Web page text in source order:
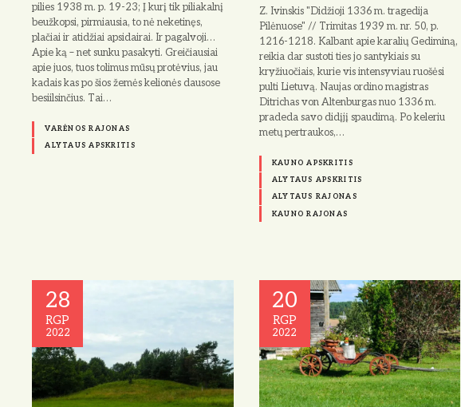
pilies 1938 m. p. 19-23; Į kurį tik piliakalnį
beužkopsi, pirmiausia, to nė neketinęs,
plačiai ir atidžiai apsidairai. Ir pagalvoji…
Apie ką – net sunku pasakyti. Greičiau­siai
apie juos, tuos tolimus mūsų protėvius, jau
kadais kas po šios žemės kelionės dausose
besiilsinčius. Tai…
VARĖNOS RAJONAS
ALYTAUS APSKRITIS
Z. Ivinskis "Didžioji 1336 m. tragedija
Pilėnuose" // Trimitas 1939 m. nr. 50, p.
1216-1218. Kalbant apie karalių Gediminą,
reikia dar sustoti ties jo santy­kiais su
kryžiuočiais, kurie vis intensyviau ruošėsi
pulti Lietuvą. Naujas ordino magistras
Ditrichas von Altenburgas nuo 1336 m.
pradeda savo didįjį spaudimą. Po keleriu
metų pertraukos,…
KAUNO APSKRITIS
ALYTAUS APSKRITIS
ALYTAUS RAJONAS
KAUNO RAJONAS
28
RGP
2022
20
RGP
2022